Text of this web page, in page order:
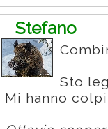
Stefano
Sto
Mi hanno